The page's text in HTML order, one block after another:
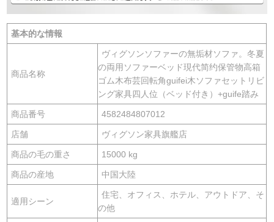
基本的な情報
商品名称
ヴィグソンソファーの無垢材ソファ。冬夏
の両用ソファーベッド現代简约保管物高箱
ゴム木布芸回転角guifei木ソファセットリビ
ング家具四人位（ベッド付き）+guife踏み
商品番号 4582484807012
店舗 ヴィグソン家具旗艦店
商品の毛の重さ 15000 kg
商品の産地 中国大陸
適用シーン
住宅、オフィス、ホテル、アウトドア、そ
の他